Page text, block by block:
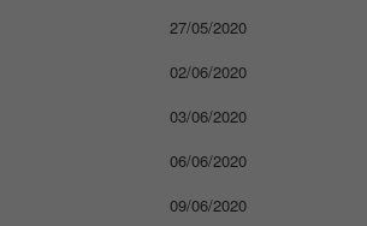
27/05/2020
02/06/2020
03/06/2020
06/06/2020
09/06/2020